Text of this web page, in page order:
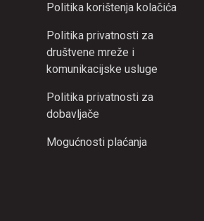
Politika korištenja kolačića
Politika privatnosti za
društvene mreže i
komunikacijske usluge
Politika privatnosti za
dobavljače
Mogućnosti plaćanja